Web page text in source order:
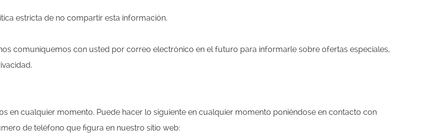
estricta de no compartir esta información.
comuniquemos con usted por correo electrónico en el futuro para informarle sobre ofertas especiales,
en cualquier momento. Puede hacer lo siguiente en cualquier momento poniéndose en contacto con
de teléfono que figura en nuestro sitio web: